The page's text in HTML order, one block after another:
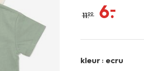
shirt-
-
11.99 6.
–
kleur : ecru